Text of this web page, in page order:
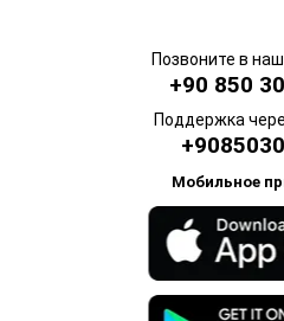
Позвоните в
+90 850
Поддержка
Мобильное